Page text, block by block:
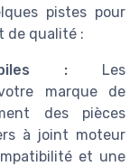
pistes pour
de qualité :
: Les
marque de
des pièces
à joint moteur
et une